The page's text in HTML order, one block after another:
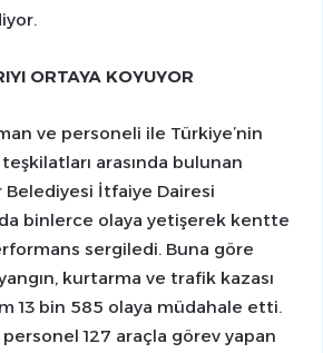
ORTAYA KOYUYOR
ve personeli ile Türkiye’nin
arasında bulunan
Belediyesi İtfaiye Dairesi
binlerce olaya yetişerek kentte
sergiledi. Buna göre
kurtarma ve trafik kazası
13 bin 585 olaya müdahale etti.
127 araçla görev yapan